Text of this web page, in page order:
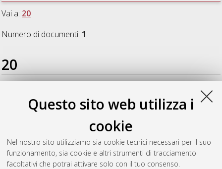
Questo sito web utilizza i
cookie
Nel nostro sito utilizziamo sia cookie tecnici necessari per il suo
funzionamento, sia cookie e altri strumenti di tracciamento
facoltativi che potrai attivare solo con il tuo consenso.
Vai a: 20
Numero di documenti: 1.
20
Analisi degli aspetti di qualità nella
gestione dei sistemi di drenaggio urbano attraverso
modellazione numerica e indagini di campo, [Dissertation
thesis], Alma Mater Studiorum Università di Bologna.
Ingegneria idraulica: scienze e
tecnologie dell'acqua, 20 Ciclo. DOI
10.6092/unibo/amsdottorato/879.